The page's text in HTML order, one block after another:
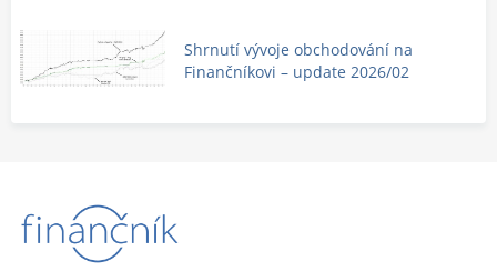
Shrnutí vývoje obchodování na
Finančníkovi – update 2026/02